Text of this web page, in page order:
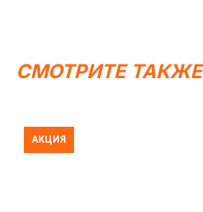
СМОТРИТЕ ТАКЖЕ
АКЦИЯ